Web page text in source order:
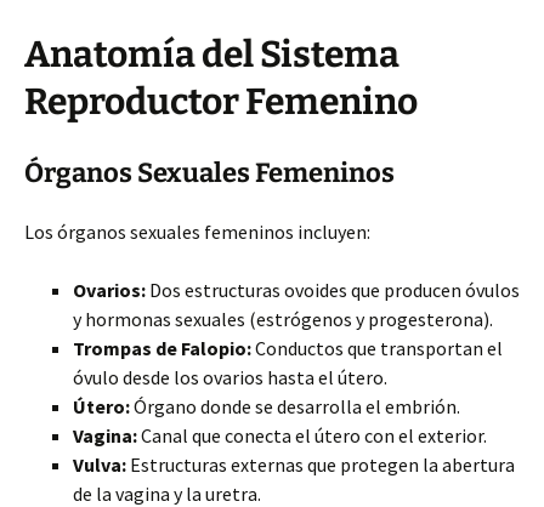
Anatomía del Sistema
Reproductor Femenino
Órganos Sexuales Femeninos
Los órganos sexuales femeninos incluyen:
Ovarios: Dos estructuras ovoides que producen óvulos
y hormonas sexuales (estrógenos y progesterona).
Trompas de Falopio:Conductos que transportan el
óvulo desde los ovarios hasta el útero.
Útero:Órgano donde se desarrolla el embrión.
Vagina:Canal que conecta el útero con el exterior.
Vulva: Estructuras externas que protegen la abertura
de la vagina y la uretra.